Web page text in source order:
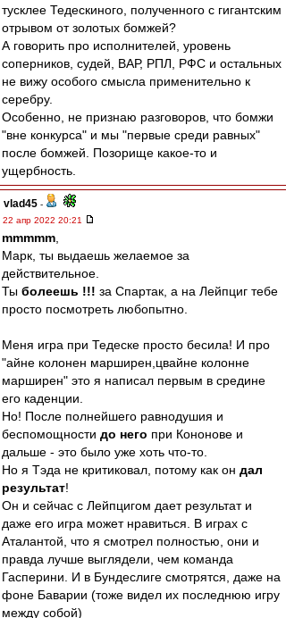
тусклее Тедескиного, полученного с гигантским
отрывом от золотых бомжей?
А говорить про исполнителей, уровень
соперников, судей, ВАР, РПЛ, РФС и остальных
не вижу особого смысла применительно к
серебру.
Особенно, не признаю разговоров, что бомжи
"вне конкурса" и мы "первые среди равных"
после бомжей. Позорище какое-то и
ущербность.
vlad45 -
22 апр 2022 20:21
mmmmm
Марк, ты выдаешь желаемое за
действительное.
Ты болеешь !!! за Спартак, а на Лейпциг тебе
просто посмотреть любопытно.
Меня игра при Тедеске просто бесила! И про
"айне колонен марширен,цвайне колонне
марширен" это я написал первым в средине
его каденции.
Но! После полнейшего равнодушия и
беспомощности до него при Кононове и
дальше - это было уже хоть что-то.
Но я Тэда не критиковал, потому как он дал
результат!
Он и сейчас с Лейпцигом дает результат и
даже его игра может нравиться. В играх с
Аталантой, что я смотрел полностью, они и
правда лучше выглядели, чем команда
Гасперини. И в Бундеслиге смотрятся, даже на
фоне Баварии (тоже видел их последнюю игру
между собой)